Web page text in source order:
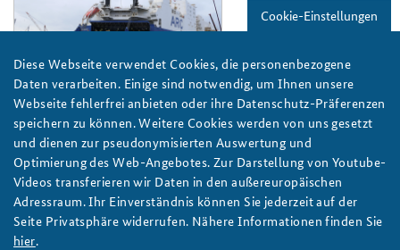
21_defender_slider_808x486.png
Bundeswehr/PIZ SKB
Der Nahe Ferne Osten: Die NATO braucht mehr als
nur ein strategisches Selbstgespräch über China
Die NATO sollte mit China in einen zielgerichteten Dialog treten
- "nicht weil die Allianz eine asiatische Macht sein will, sondern
weil die Volksrepublik eine europäische Macht wird", schreibt Dr.
Henning Riecke im neuen BAKS-Arbeitspapier. Foto:
Cookie-Einstellungen
Diese Webseite verwendet Cookies, die personenbezogene
Daten verarbeiten. Einige sind notwendig, um Ihnen unsere
Webseite fehlerfrei anbieten oder ihre Datenschutz-Präferenzen
speichern zu können. Weitere Cookies werden von uns gesetzt
und dienen zur pseudonymisierten Auswertung und
Optimierung des Web-Angebotes. Zur Darstellung von Youtube-
Videos transferieren wir Daten in den außereuropäischen
Adressraum. Ihr Einverständnis können Sie jederzeit auf der
Seite Privatsphäre widerrufen. Nähere Informationen finden Sie
hier.